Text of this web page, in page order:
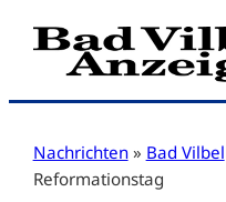
Zum
Inhalt
Nachrichten » Bad Vilbel
Reformationstag